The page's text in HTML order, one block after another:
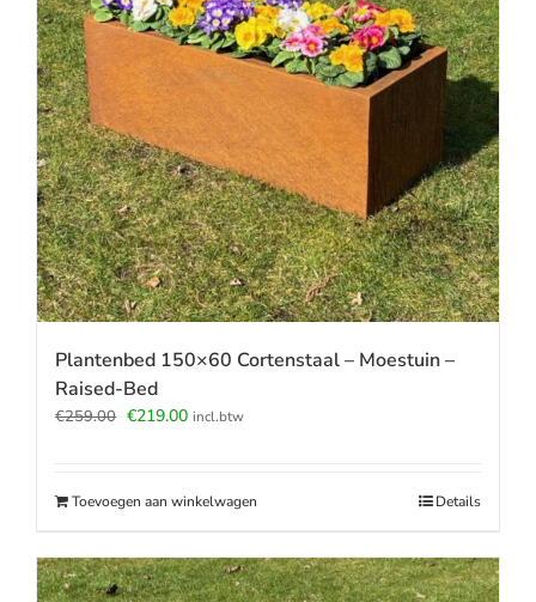
Plantenbed 150×60 Cortenstaal – Moestuin –
Raised-Bed
€259.00 Oorspronkelijke
€219.00Huidige
incl.btw
Toevoegen aan winkelwagen Details